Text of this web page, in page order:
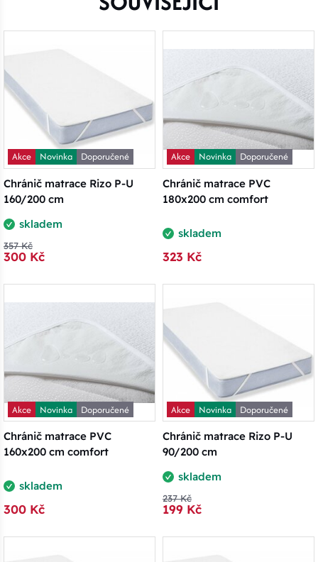
Akce Novinka
Doporučené
Chránič matrace Rizo P-U
160/200 cm
skladem
357 Kč
300 Kč
Akce Novinka
Doporučené
Chránič matrace PVC
180x200 cm comfort
skladem
323 Kč
Akce Novinka
Doporučené
Chránič matrace PVC
160x200 cm comfort
skladem
300 Kč
Akce Novinka
Doporučené
Chránič matrace Rizo P-U
90/200 cm
skladem
237 Kč
199 Kč